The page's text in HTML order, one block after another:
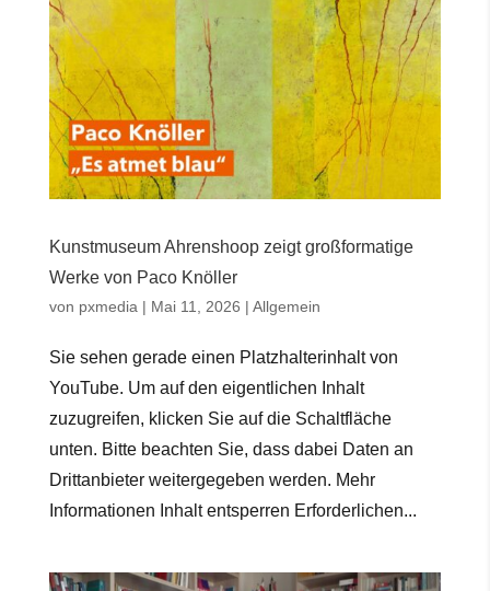
Kunstmuseum Ahrenshoop zeigt großformatige
Werke von Paco Knöller
von pxmedia| Mai 11, 2026 | Allgemein
Sie sehen gerade einen Platzhalterinhalt von
YouTube. Um auf den eigentlichen Inhalt
zuzugreifen, klicken Sie auf die Schaltfläche
unten. Bitte beachten Sie, dass dabei Daten an
Drittanbieter weitergegeben werden. Mehr
Informationen Inhalt entsperren Erforderlichen...